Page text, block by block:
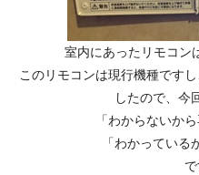
室内にあったリモコン
このリモコンは現行機種です
したので、今
「わからないか
「わかっている
で